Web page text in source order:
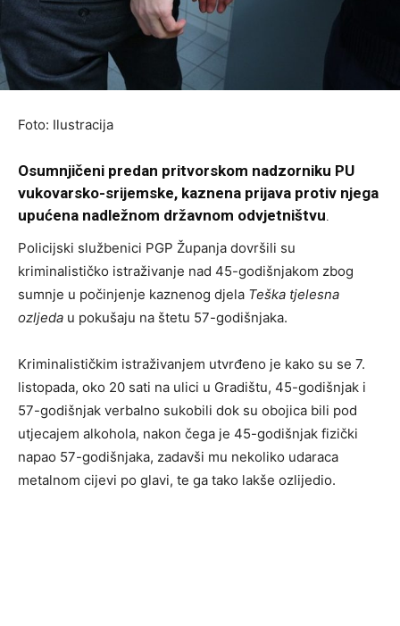
Foto: Ilustracija
Osumnjičeni predan pritvorskom nadzorniku PU
vukovarsko-srijemske, kaznena prijava protiv njega
upućena nadležnom državnom odvjetništvu.
Policijski službenici PGP Županja dovršili su
kriminalističko istraživanje nad 45-godišnjakom zbog
sumnje u počinjenje kaznenog djela Teška tjelesna
ozljeda u pokušaju na štetu 57-godišnjaka.
Kriminalističkim istraživanjem utvrđeno je kako su se 7.
listopada, oko 20 sati na ulici u Gradištu, 45-godišnjak i
57-godišnjak verbalno sukobili dok su obojica bili pod
utjecajem alkohola, nakon čega je 45-godišnjak fizički
napao 57-godišnjaka, zadavši mu nekoliko udaraca
metalnom cijevi po glavi, te ga tako lakše ozlijedio.